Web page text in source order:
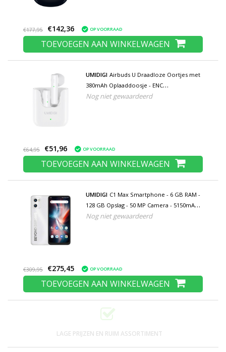
€177,95 €142,36 OP VOORRAAD
TOEVOEGEN AAN WINKELWAGEN
UMIDIGI Airbuds U Draadloze Oortjes met
380mAh Oplaaddoosje - ENC
Ruisonderdrukking Touch Control
Nog niet gewaardeerd
€64,95 €51,96 OP VOORRAAD
TOEVOEGEN AAN WINKELWAGEN
UMIDIGI C1 Max Smartphone - 6 GB RAM -
128 GB Opslag - 50 MP Camera - 5150mAh
Batterij - Nieuwstaat - 3 Jaar Garantie -
Nog niet gewaardeerd
€309,95 €275,45 OP VOORRAAD
TOEVOEGEN AAN WINKELWAGEN
LAGE PRIJZEN EN RUIM ASSORTIMENT